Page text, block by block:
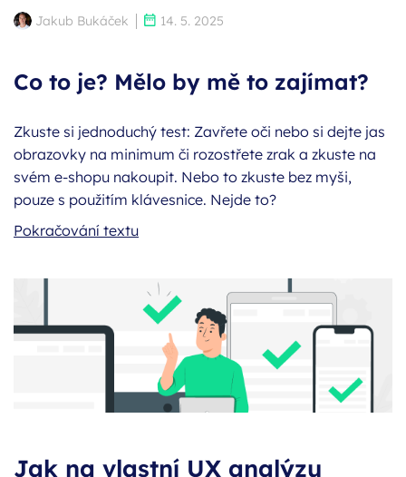
Autor:Jakub Bukáček Publikováno:
14. 5. 2025
Co to je? Mělo by mě to zajímat?
Zkuste si jednoduchý test: Zavřete oči nebo si dejte jas
obrazovky na minimum či rozostřete zrak a zkuste na
svém e-shopu nakoupit. Nebo to zkuste bez myši,
pouze s použitím klávesnice. Nejde to?
Pokračování textuPřístupnost webů, e-shopů a
Jak na vlastní UX analýzu